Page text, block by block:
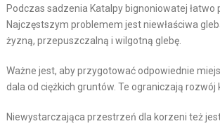
Podczas sadzenia Katalpy bignoniowatej łatwo
Najczęstszym problemem jest niewłaściwa
żyzną, przepuszczalną i wilgotną glebę.
Ważne jest, aby przygotować odpowiednie
dala od ciężkich gruntów. Te ograniczają rozwój
Niewystarczająca przestrzeń dla korzeni też